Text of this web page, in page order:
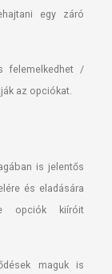
egy záró
felemelkedhet /
az opciókat.
is jelentős
és eladására
opciók kiíróit
maguk is